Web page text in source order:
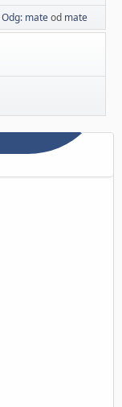
Odg: mateod mate